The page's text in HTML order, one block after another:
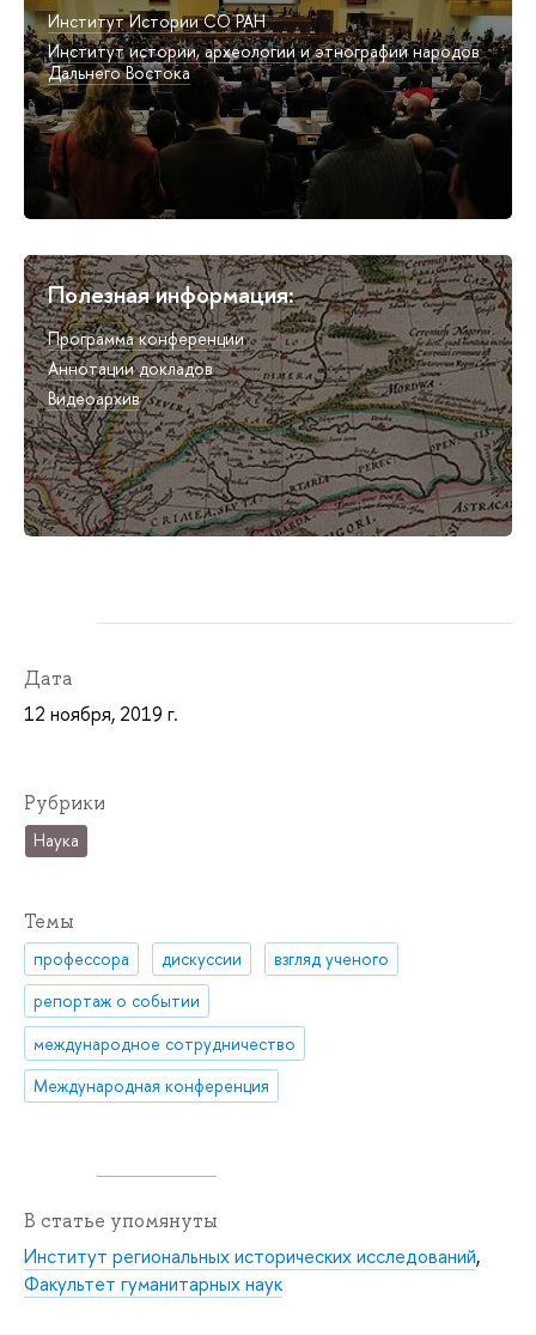
Институт Истории СО РАН
Институт истории, археологии и этнографии народов
Дальнего Востока
Полезная информация:
Программа конференции
Аннотации докладов
Видеоархив
Дата
12 ноября, 2019 г.
Рубрики
Наука
Темы
профессора дискуссии
взгляд ученого
репортаж о событии
международное сотрудничество
Международная конференция
В статье упомянуты
Институт региональных исторических исследований,
Факультет гуманитарных наук